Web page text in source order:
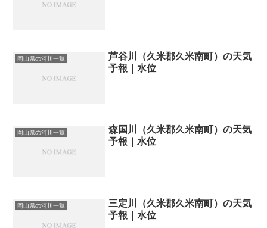
岡山県の河川一覧
芦谷川（久米郡久米南町）の天気
予報｜水位
岡山県の河川一覧
森国川（久米郡久米南町）の天気
予報｜水位
岡山県の河川一覧
三定川（久米郡久米南町）の天気
予報｜水位